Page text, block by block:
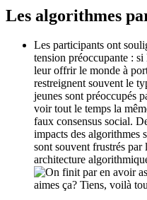
Les algorithmes
Les participants ont
tension préoccupante :
leur offrir le monde à
restreignent souvent le
jeunes sont préoccupés
voir tout le temps la
faux consensus social.
impacts des algorithmes
sont souvent frustrés par
architecture